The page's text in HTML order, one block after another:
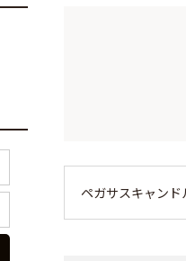
ペガサスキャンド